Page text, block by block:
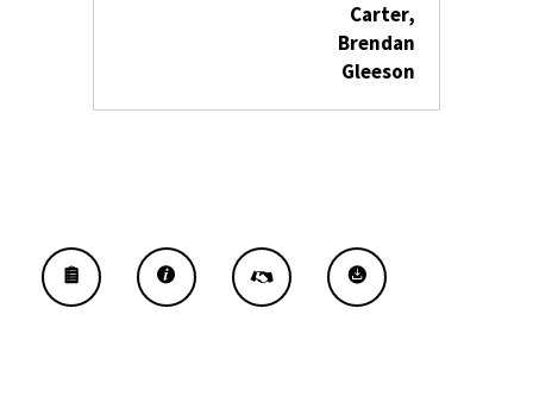
Carter,
Brendan
Gleeson